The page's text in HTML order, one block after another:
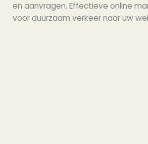
en aanvragen. Effectieve online
voor duurzaam verkeer naar uw